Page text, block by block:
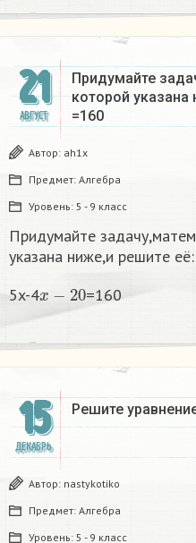
21
АВГУСТ
Придумайте
которой
=160
Автор: ah1x
Предмет: Алгебра
Уровень: 5 - 9 класс
Придумайте
указана ниже,и решите её:
5x-4
20 =160
15
ДЕКАБРЬ
Решите
Автор: nastykotiko
Предмет: Алгебра
Уровень: 5 - 9 класс